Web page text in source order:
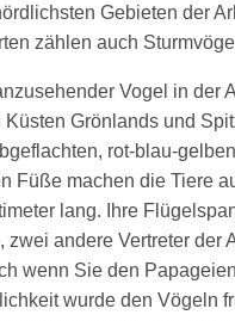
Gebieten der
zählen auch
Vogel in der
Küsten Grönlands und
rot-blau-
Füße machen die Tiere
lang. Ihre
zwei andere Vertreter
wenn Sie den
wurde den Vögeln